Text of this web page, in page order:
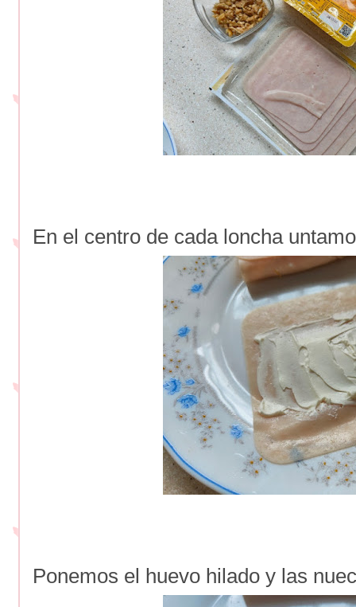
En el centro de cada loncha
Ponemos el huevo hilado y las